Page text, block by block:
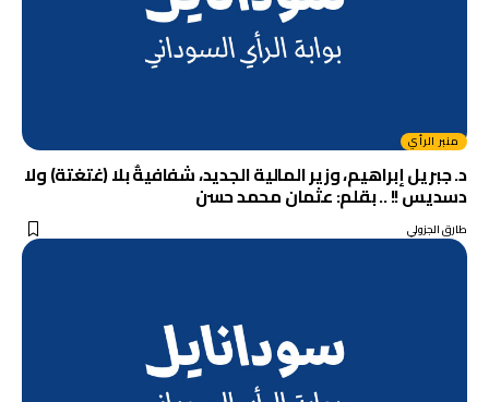
منبر الرأي
د. جبريل إبراهيم، وزير المالية الجديد، شفافيةٌ بلا (غتغتة) ولا
دسديس !! .. بقلم: عثمان محمد حسن
طارق الجزولي